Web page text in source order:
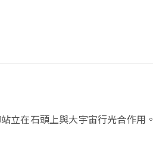
立在石頭上與大宇宙行光合作用。